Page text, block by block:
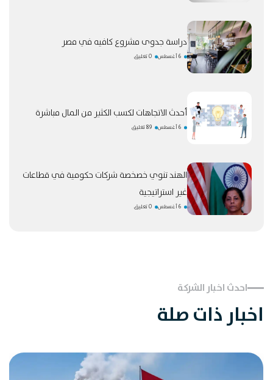
دراسة جدوى مشروع كافيه في مصر
6 أغسطس 0 تعليق
أحدث الاتجاهات لكسب الكثير من المال مباشرة
6 أغسطس 89 تعليق
الهند تنوي خصخصة شركات حكومية في قطاعات
غير استراتيجية
6 أغسطس 0 تعليق
احدث اخبار الشركة
اخبار ذات صلة